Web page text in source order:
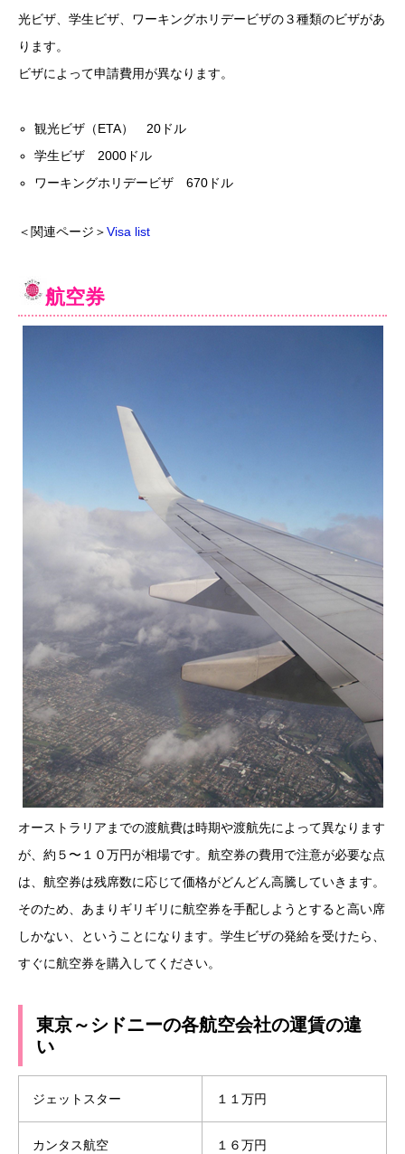
光ビザ、学生ビザ、ワーキングホリデービザの３種類のビザがあ
ります。
ビザによって申請費用が異なります。
観光ビザ（ETA） 20ドル
学生ビザ 2000ドル
ワーキングホリデービザ 670ドル
＜関連ページ＞Visa list
航空券
オーストラリアまでの渡航費は時期や渡航先によって異なります
が、約５〜１０万円が相場です。航空券の費用で注意が必要な点
は、航空券は残席数に応じて価格がどんどん高騰していきます。
そのため、あまりギリギリに航空券を手配しようとすると高い席
しかない、ということになります。学生ビザの発給を受けたら、
すぐに航空券を購入してください。
東京～シドニーの各航空会社の運賃の違
い
ジェットスター １１万円
カンタス航空 １６万円